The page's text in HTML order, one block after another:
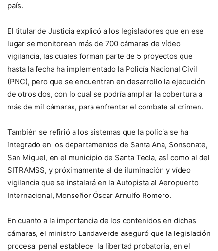
país.
El titular de Justicia explicó a los legisladores que en ese
lugar se monitorean más de 700 cámaras de vídeo
vigilancia, las cuales forman parte de 5 proyectos que
hasta la fecha ha implementado la Policía Nacional Civil
(PNC), pero que se encuentran en desarrollo la ejecución
de otros dos, con lo cual se podría ampliar la cobertura a
más de mil cámaras, para enfrentar el combate al crimen.
También se refirió a los sistemas que la policía se ha
integrado en los departamentos de Santa Ana, Sonsonate,
San Miguel, en el municipio de Santa Tecla, así como al del
SITRAMSS, y próximamente al de iluminación y vídeo
vigilancia que se instalará en la Autopista al Aeropuerto
Internacional, Monseñor Óscar Arnulfo Romero.
En cuanto a la importancia de los contenidos en dichas
cámaras, el ministro Landaverde aseguró que la legislación
procesal penal establece la libertad probatoria, en el